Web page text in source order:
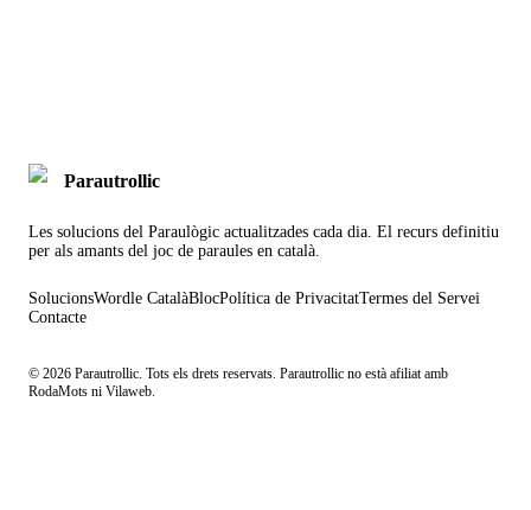
Parautrollic
Les solucions del Paraulògic actualitzades cada dia. El recurs definitiu
per als amants del joc de paraules en català.
SolucionsWordle CatalàBlocPolítica de PrivacitatTermes del Servei
Contacte
© 2026 Parautrollic. Tots els drets reservats. Parautrollic no està afiliat amb
RodaMots ni Vilaweb.